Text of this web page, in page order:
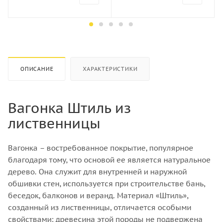
ОПИСАНИЕ ХАРАКТЕРИСТИКИ
Вагонка Штиль из
лиственницы
Вагонка – востребованное покрытие, популярное
благодаря тому, что основой ее является натуральное
дерево. Она служит для внутренней и наружной
обшивки стен, используется при строительстве бань,
беседок, балконов и веранд. Материал «Штиль»,
созданный из лиственницы, отличается особыми
свойствами: древесина этой породы не подвержена